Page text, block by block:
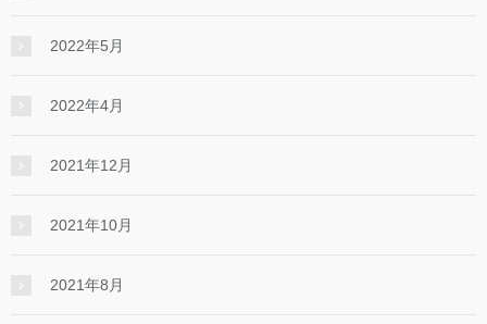
2022年5月
2022年4月
2021年12月
2021年10月
2021年8月